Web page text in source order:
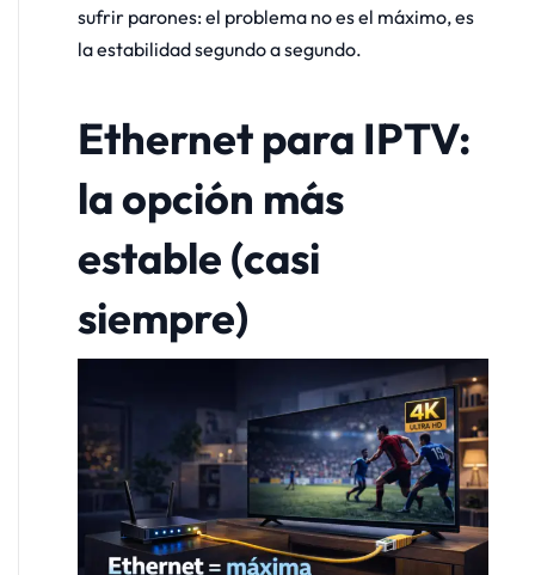
sufrir parones: el problema no es el máximo, es
la estabilidad segundo a segundo.
Ethernet para IPTV:
la opción más
estable (casi
siempre)